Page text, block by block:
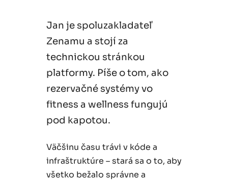
Jan je spoluzakladateľ
Zenamu a stojí za
technickou stránkou
platformy. Píše o tom, ako
rezervačné systémy vo
fitness a wellness fungujú
pod kapotou.
Väčšinu času trávi v kóde a
infraštruktúre – stará sa o to, aby
všetko bežalo správne a